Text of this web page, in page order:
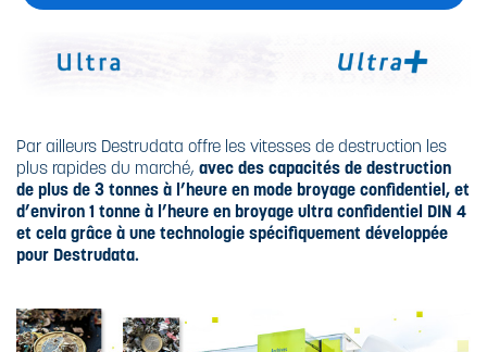
Par ailleurs Destrudata offre les vitesses de destruction les
plus rapides du marché, avec des capacités de destruction
de plus de 3 tonnes à l’heure en mode broyage confidentiel, et
d’environ 1 tonne à l’heure en broyage ultra confidentiel DIN 4
et cela grâce à une technologie spécifiquement développée
pour Destrudata.